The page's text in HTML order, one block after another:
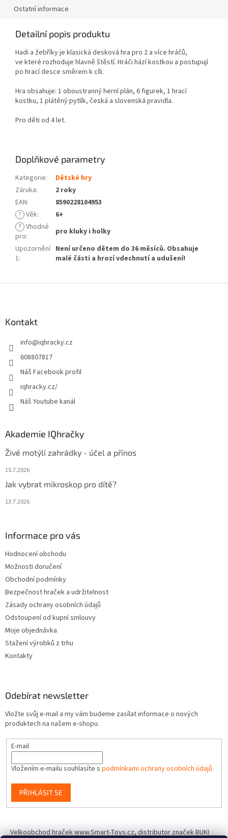
Ostatní informace
Detailní popis produktu
Hadi a žebříky je klasická desková hra pro 2 a více hráčů,
ve které rozhoduje hlavně štěstí. Hráči hází kostkou a postupují
po hrací desce směrem k cíli.
Hra obsahuje: 1 oboustranný herní plán, 6 figurek, 1 hrací
kostku, 1 plátěný pytlík, česká a slovenská pravidla.
Pro děti od 4 let.
Doplňkové parametry
Kategorie:
Dětské hry
Záruka:
2 roky
EAN:
8590228104953
? Věk:
6+
? Vhodné
pro:
pro kluky i holky
Upozornění
1:
Není určeno dětem do 36 měsíců. Obsahuje
malé části a hrozí vdechnutí a udušení!
Kontakt
info@iqhracky.cz
608807817
Náš Facebook profil
iqhracky.cz/
Náš Youtube kanál
Akademie IQhračky
Živé motýlí zahrádky - účel a přínos
15.7.2026
Jak vybrat mikroskop pro dítě?
13.7.2026
Informace pro vás
Hodnocení obchodu
Možnosti doručení
Obchodní podmínky
Bezpečnost hraček a udržitelnost
Zásady ochrany osobních údajů
Odstoupení od kupní smlouvy
Moje objednávka
Stažení výrobků z trhu
Kontakty
Odebírat newsletter
Vložte svůj e-mail a my vám budeme zasílat informace o nových
produktech na našem e-shopu.
E-mail
Vložením e-mailu souhlasíte s podmínkami ochrany osobních údajů
PŘIHLÁSIT SE
Velkoobchod hraček www.Smart-Toys.cz, distributor značek BUKI